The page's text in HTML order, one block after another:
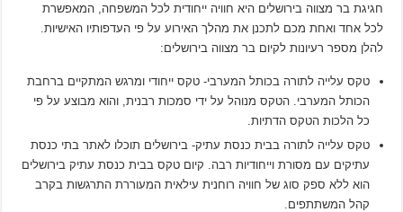
חגיגת בר מצווה בירושלים היא חוויה ייחודית לכל המשפחה, המאפשרת
לכל אחד ואחת מכם לתכנן את מהלך האירוע על פי העדפותיו האישיות.
להלן מספר רעיונות לקיום בר מצווה בירושלים:
טקס עלייה לתורה בכותל המערבי- טקס ייחודי ומרגש המתקיים ברחבת
הכותל המערבי. הטקס מנוהל על ידי סמכות רבנית, והוא מבוצע על פי
כל הלכות הטקס הדתיות.
טקס עלייה לתורה בבית כנסת עתיק- בירושלים תוכלו לאתר בתי כנסת
עתיקים עם מסורת וייחודיות רבה. קיום טקס בבית כנסת עתיק בירושלים
הוא ללא ספק סוג של חוויה רוחנית עילאית המעוררת התרגשות בקרב
קהל המשתתפים.